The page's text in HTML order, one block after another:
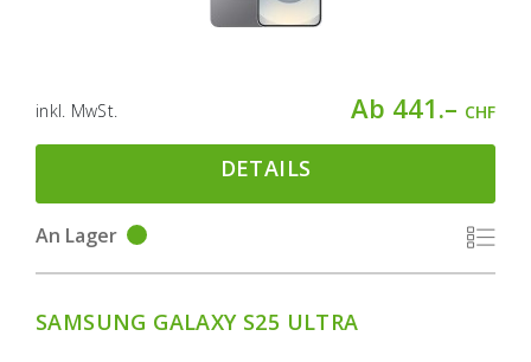
inkl. MwSt. Ab 441.– CHF
DETAILS
An Lager
SAMSUNG GALAXY S25 ULTRA